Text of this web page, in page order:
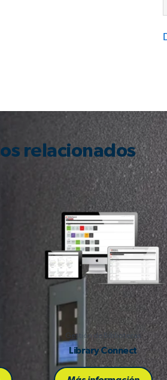
relacionados
Gestión de Bibliotecas
Library Connect